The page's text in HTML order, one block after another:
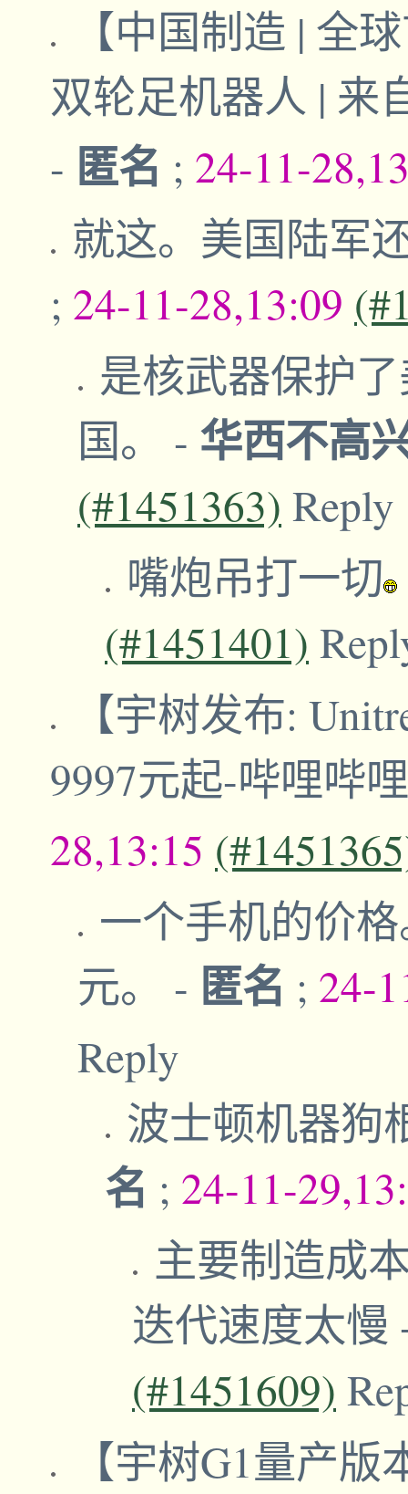
【中国制造 | 全
双轮足机器人 | 来
- 匿名 ; 24-11-
就这。美国陆军
; 24-11-28,13:09
是核武器保护
国。 - 华西不高
(#1451363) Reply
嘴炮吊打一切
(#1451401)
【宇树发布:
9997元起-哔哩哔
28,13:15
一个手机的价
元。 - 匿名 ; 24-
Reply
波士顿机器狗
名 ; 24-11-
主要制造成
迭代速度太慢
(#1451609)
【宇树G1量产